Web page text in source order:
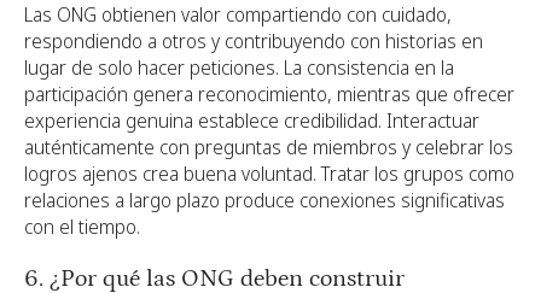
Las ONG obtienen valor compartiendo con cuidado,
respondiendo a otros y contribuyendo con historias en
lugar de solo hacer peticiones. La consistencia en la
participación genera reconocimiento, mientras que ofrecer
experiencia genuina establece credibilidad. Interactuar
auténticamente con preguntas de miembros y celebrar los
logros ajenos crea buena voluntad. Tratar los grupos como
relaciones a largo plazo produce conexiones significativas
con el tiempo.
6. ¿Por qué las ONG deben construir